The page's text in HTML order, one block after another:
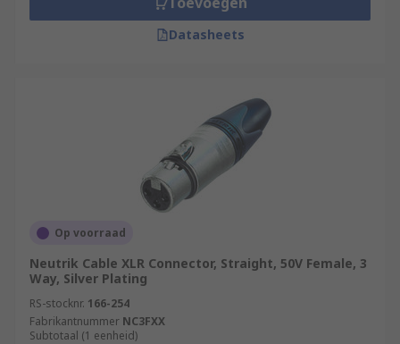
Datasheets
Op voorraad
Neutrik Cable XLR Connector, Straight, 50V Female, 3
Way, Silver Plating
RS-stocknr. 166-254
Fabrikantnummer NC3FXX
Subtotaal (1 eenheid)